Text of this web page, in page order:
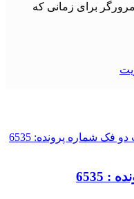
برای زمانی که